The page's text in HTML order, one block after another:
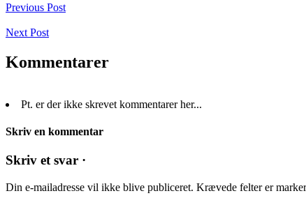
Previous Post
Next Post
Kommentarer
Pt. er der ikke skrevet kommentarer her...
Skriv en kommentar
Skriv et svar ·
Din e-mailadresse vil ikke blive publiceret. Krævede felter er